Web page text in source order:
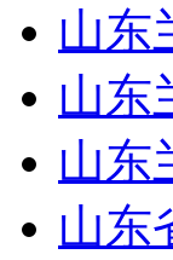
山东
山东
山东
山东